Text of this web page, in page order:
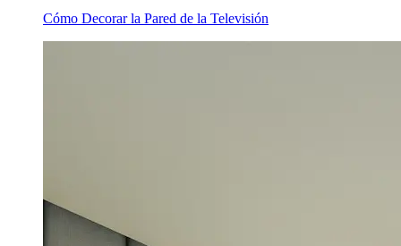
Cómo Decorar la Pared de la Televisión